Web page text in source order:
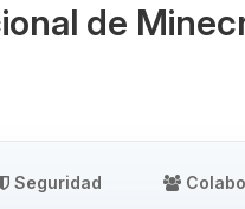
de
Seguridad